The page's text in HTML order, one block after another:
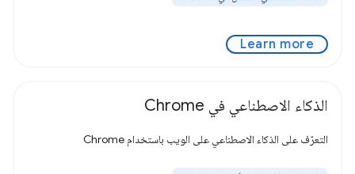
Learn more
الذكاء الاصطناعي في Chrome
التعرّف على الذكاء الاصطناعي على الويب باستخدام Chrome